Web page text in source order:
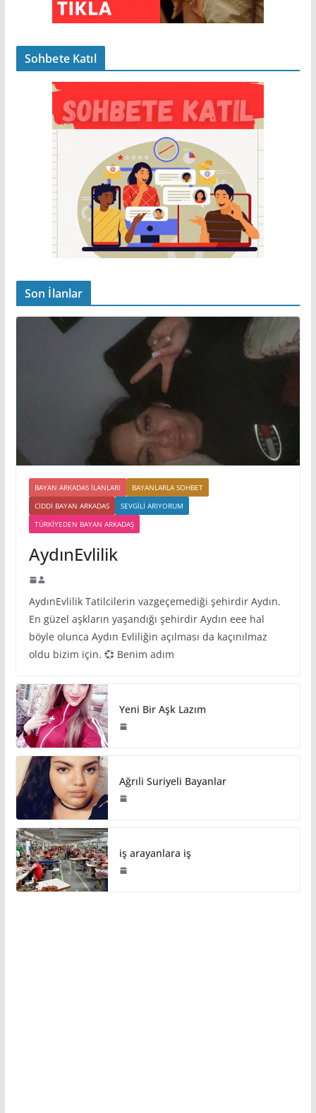
Sohbete Katıl
Son İlanlar
BAYAN ARKADAS ILANLARI
BAYANLARLA SOHBET
CIDDI BAYAN ARKADAS
SEVGILI ARIYORUM
TÜRKIYEDEN BAYAN ARKADAŞ
AydınEvlilik
AydınEvlilik Tatilcilerin vazgeçemediği şehirdir Aydın.
En güzel aşkların yaşandığı şehirdir Aydın eee hal
böyle olunca Aydın Evliliğin açılması da kaçınılmaz
oldu bizim için. 💞 Benim adım
Yeni Bir Aşk Lazım
Ağrıli Suriyeli Bayanlar
iş arayanlara iş